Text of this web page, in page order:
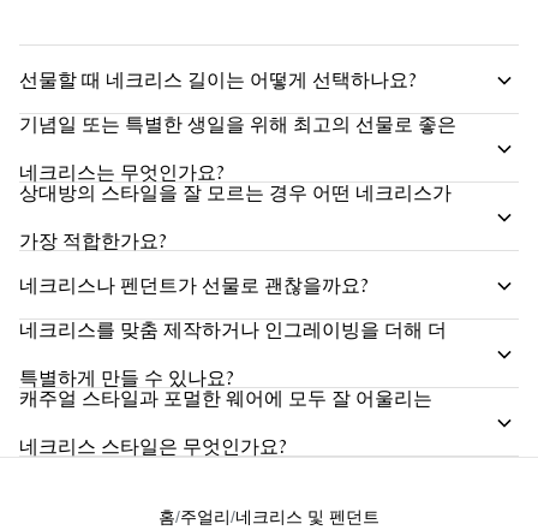
선물할 때 네크리스 길이는 어떻게 선택하나요?
기념일 또는 특별한 생일을 위해 최고의 선물로 좋은
네크리스는 무엇인가요?
상대방의 스타일을 잘 모르는 경우 어떤 네크리스가
가장 적합한가요?
네크리스나 펜던트가 선물로 괜찮을까요?
네크리스를 맞춤 제작하거나 인그레이빙을 더해 더
특별하게 만들 수 있나요?
캐주얼 스타일과 포멀한 웨어에 모두 잘 어울리는
네크리스 스타일은 무엇인가요?
홈 주얼리 네크리스 및 펜던트